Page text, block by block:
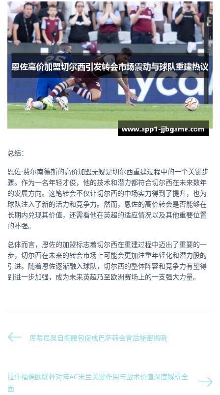
总结：
恩佐·费尔南德斯的高价加盟无疑是切尔西重建过程中的一个关键步
骤。作为一名年轻才俊，他的技术和潜力都符合切尔西在未来数年
的发展方向。这笔转会不仅让切尔西的中场实力得到了提升，也为
球队注入了新的活力和竞争力。然而，恩佐的高价转会是否能够在
长期内兑现其价值，还需看他在英超的适应情况以及其他重要位置
的补强。
总体而言，恩佐的加盟标志着切尔西在重建过程中迈出了重要的一
步，切尔西在未来的转会市场上可能会更加注重年轻化和潜力股的
引进。随着恩佐逐渐融入球队，切尔西的整体阵容和竞争力有望得
到进一步加强，成为未来英超乃至欧洲赛场上的一支强大力量。
库蒂尼奥自掏腰包促成巴萨转会背后秘密揭晓
拉什福德欧联杯对阵AC米兰关键作用与战术价值深度解析全
面